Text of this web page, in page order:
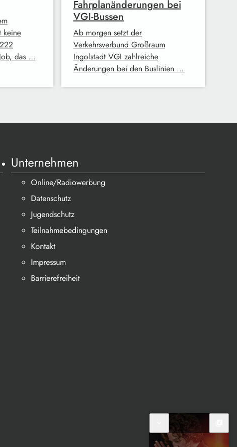
keine
das …
Fahrplanänderungen bei
VGI-Bussen
Ab morgen setzt der
Verkehrsverbund Großraum
Ingolstadt VGI zahlreiche
Änderungen bei den Buslinien …
Unternehmen
Online/Radiowerbung
Datenschutz
Jugendschutz
Teilnahmebedingungen
Kontakt
Impressum
Barrierefreiheit